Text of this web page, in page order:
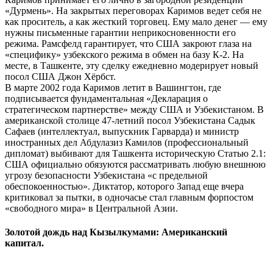
«Дурмень». На закрытых переговорах Каримов ведет себя не
как проситель, а как жесткий торговец. Ему мало денег — ему
нужны письменные гарантии неприкосновенности его
режима. Рамсфелд гарантирует, что США закроют глаза на
«специфику» узбекского режима в обмен на базу К-2. На
месте, в Ташкенте, эту сделку ежедневно модерирует новый
посол США Джон Хёрбст.
В марте 2002 года Каримов летит в Вашингтон, где
подписывается фундаментальная «Декларация о
стратегическом партнерстве» между США и Узбекистаном. В
американской столице 47-летний посол Узбекистана Садык
Сафаев (интеллектуал, выпускник Гарварда) и министр
иностранных дел Абдулазиз Камилов (профессиональный
дипломат) выбивают для Ташкента историческую Статью 2.1:
США официально обязуются рассматривать любую внешнюю
угрозу безопасности Узбекистана «с предельной
обеспокоенностью». Диктатор, которого Запад еще вчера
критиковал за пытки, в одночасье стал главным форпостом
«свободного мира» в Центральной Азии.
Золотой дождь над Кызылкумами: Американский
капитал.